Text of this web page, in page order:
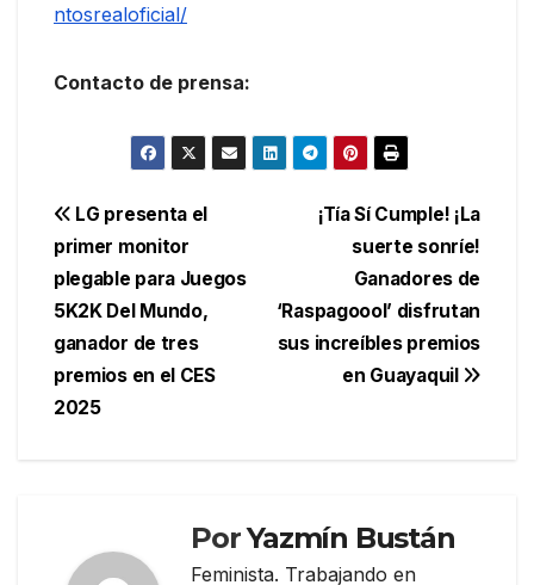
ntosrealoficial/
Contacto de prensa:
Navegación
de
entradas
¡Tía Sí Cumple! ¡La
suerte sonríe!
Ganadores de
‘Raspagoool’ disfrutan
sus increíbles premios
en Guayaquil
LG presenta el
primer monitor
plegable para Juegos
5K2K Del Mundo,
ganador de tres
premios en el CES
2025
PorYazmín Bustán
Feminista. Trabajando en